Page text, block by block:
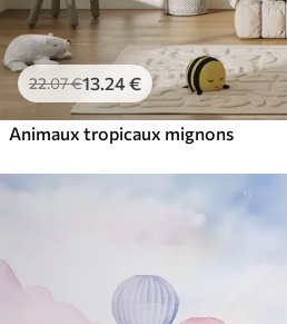
22.07€13 .24€
Animaux tropicaux mignons